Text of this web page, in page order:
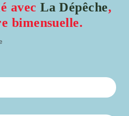
avecLa Dépêche,
bimensuelle.